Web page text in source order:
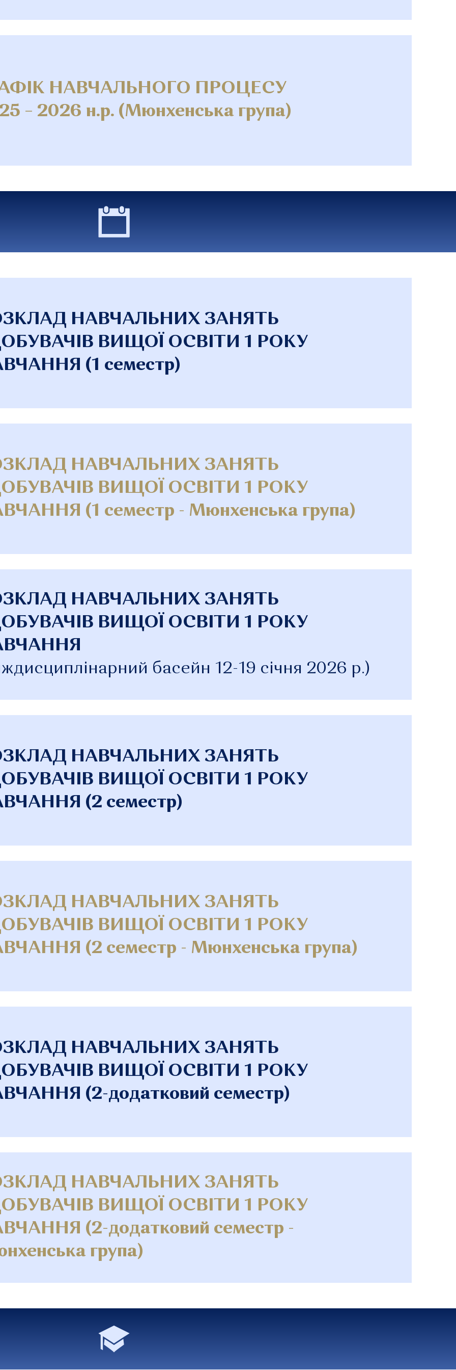
НАВЧАЛЬНОГО ПРОЦЕСУ
– 2026 н.р. (Мюнхенська група)
НАВЧАЛЬНИХ ЗАНЯТЬ
ВИЩОЇ ОСВІТИ 1 РОКУ
(1 семестр)
НАВЧАЛЬНИХ ЗАНЯТЬ
ВИЩОЇ ОСВІТИ 1 РОКУ
(1 семестр - Мюнхенська група)
НАВЧАЛЬНИХ ЗАНЯТЬ
ВИЩОЇ ОСВІТИ 1 РОКУ
басейн 12-19 січня 2026 р.)
НАВЧАЛЬНИХ ЗАНЯТЬ
ВИЩОЇ ОСВІТИ 1 РОКУ
(2 семестр)
НАВЧАЛЬНИХ ЗАНЯТЬ
ВИЩОЇ ОСВІТИ 1 РОКУ
(2 семестр - Мюнхенська група)
НАВЧАЛЬНИХ ЗАНЯТЬ
ВИЩОЇ ОСВІТИ 1 РОКУ
(2-додатковий семестр)
НАВЧАЛЬНИХ ЗАНЯТЬ
ВИЩОЇ ОСВІТИ 1 РОКУ
(2-додатковий семестр -
група)